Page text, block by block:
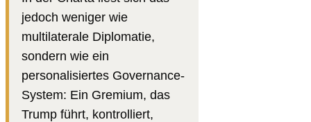
jedoch weniger wie
multilaterale Diplomatie,
sondern wie ein
personalisiertes Governance-
System: Ein Gremium, das
Trump führt, kontrolliert,